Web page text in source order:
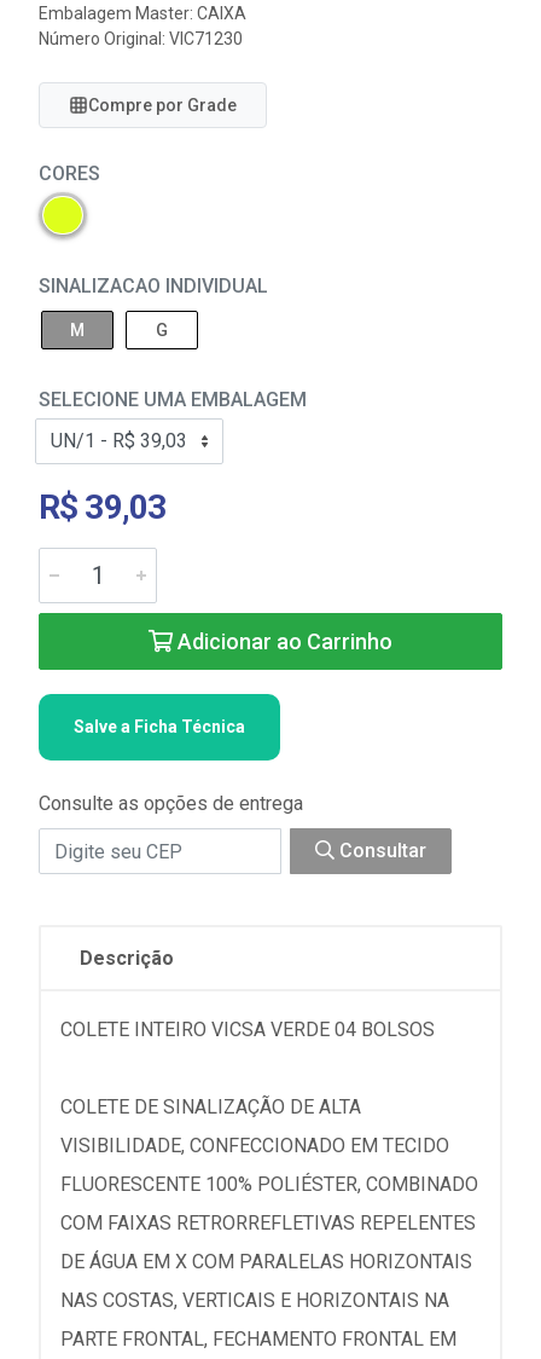
Embalagem Master: CAIXA
Número Original: VIC71230
Compre por Grade
CORES
SINALIZACAO INDIVIDUAL
M G
SELECIONE UMA EMBALAGEM
R$ 39,03
Adicionar ao Carrinho
Salve a Ficha Técnica
Consulte as opções de entrega
Consultar
Descrição
COLETE INTEIRO VICSA VERDE 04 BOLSOS
COLETE DE SINALIZAÇÃO DE ALTA
VISIBILIDADE, CONFECCIONADO EM TECIDO
FLUORESCENTE 100% POLIÉSTER, COMBINADO
COM FAIXAS RETRORREFLETIVAS REPELENTES
DE ÁGUA EM X COM PARALELAS HORIZONTAIS
NAS COSTAS, VERTICAIS E HORIZONTAIS NA
PARTE FRONTAL, FECHAMENTO FRONTAL EM